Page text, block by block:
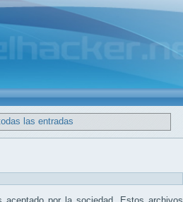
las entradas